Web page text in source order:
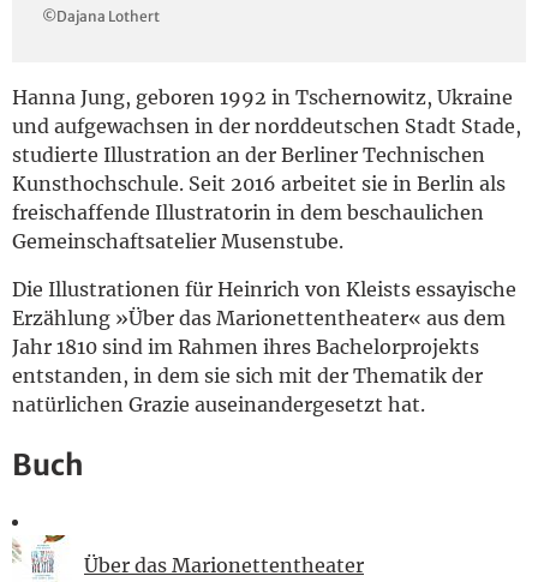
©Dajana Lothert
Hanna Jung, geboren 1992 in Tschernowitz, Ukraine
und aufgewachsen in der norddeutschen Stadt Stade,
studierte Illustration an der Berliner Technischen
Kunsthochschule. Seit 2016 arbeitet sie in Berlin als
freischaffende Illustratorin in dem beschaulichen
Gemeinschaftsatelier Musenstube.
Die Illustrationen für Heinrich von Kleists essayische
Erzählung »Über das Marionettentheater« aus dem
Jahr 1810 sind im Rahmen ihres Bachelorprojekts
entstanden, in dem sie sich mit der Thematik der
natürlichen Grazie auseinandergesetzt hat.
Buch
Über das Marionettentheater